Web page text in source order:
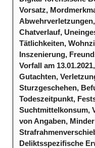
Vorsatz,
Chatverlauf,
Tätlichkeiten,
Inszenierung,
Vorfall am
Gutachten,
Sturzgeschehen,
Todeszeitpunkt,
Suchtmittelkonsum,
von Angaben,
Deliktsspezifische